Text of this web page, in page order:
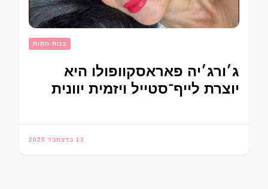
בנות חמות
ג׳ורג׳יה פאראסקוופולו היא
יוצרת לייף־סטייל ויזמית יוונית
13 בדצמבר 2025